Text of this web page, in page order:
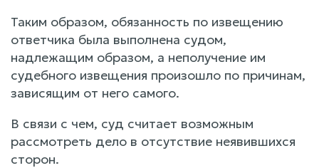
Таким образом, обязанность по извещению
ответчика была выполнена судом,
надлежащим образом, а неполучение им
судебного извещения произошло по причинам,
зависящим от него самого.
В связи с чем, суд считает возможным
рассмотреть дело в отсутствие неявившихся
сторон.